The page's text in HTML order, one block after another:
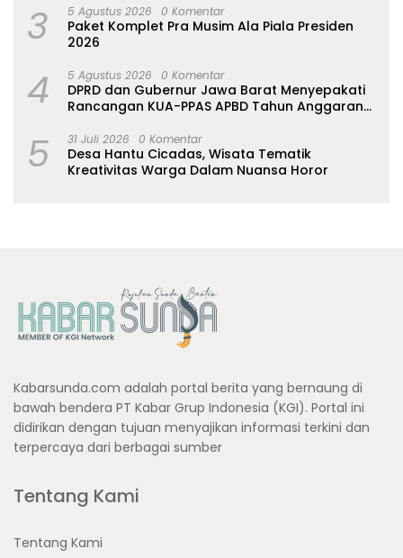
3 5 Agustus 2026 0 Komentar
Paket Komplet Pra Musim Ala Piala Presiden
2026
4 5 Agustus 2026 0 Komentar
DPRD dan Gubernur Jawa Barat Menyepakati
Rancangan KUA-PPAS APBD Tahun Anggaran
5 31 Juli 2026 0 Komentar
Desa Hantu Cicadas, Wisata Tematik
Kreativitas Warga Dalam Nuansa Horor
Kabarsunda.com adalah portal berita yang bernaung di
bawah bendera PT Kabar Grup Indonesia (KGI). Portal ini
didirikan dengan tujuan menyajikan informasi terkini dan
terpercaya dari berbagai sumber
Tentang Kami
Tentang Kami